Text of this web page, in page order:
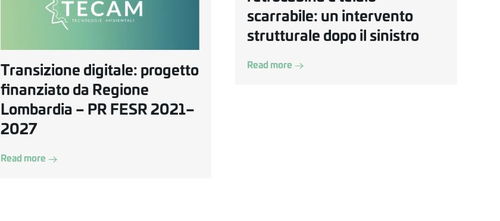
Transizione digitale: progetto
finanziato da Regione
Lombardia – PR FESR 2021–
2027
Read more
scarrabile: un intervento
strutturale dopo il sinistro
Read more